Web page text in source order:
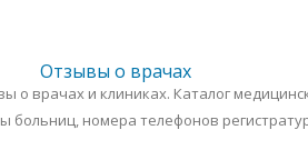
Отзывы о врачах
о врачах и клиниках. Каталог
больниц, номера телефонов